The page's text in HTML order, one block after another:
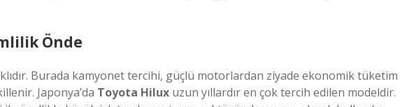
Önde
Burada kamyonet tercihi, güçlü motorlardan ziyade ekonomik tüketim
Japonya’da Toyota Hilux uzun yıllardır en çok tercih edilen modeldir.